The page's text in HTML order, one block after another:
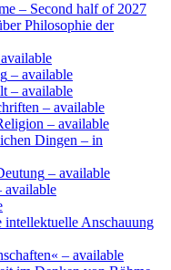
– Second half of 2027
Philosophie der
– available
– available
– available
– available
Dingen – in
– available
available
Anschauung
– available